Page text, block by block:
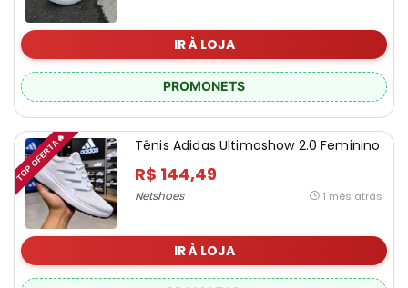
IR À LOJA
PROMONETS
TOP OFERTA🔥 Tênis Adidas Ultimashow 2.0 Feminino
R$ 144,49
Netshoes 1 mês atrás
IR À LOJA